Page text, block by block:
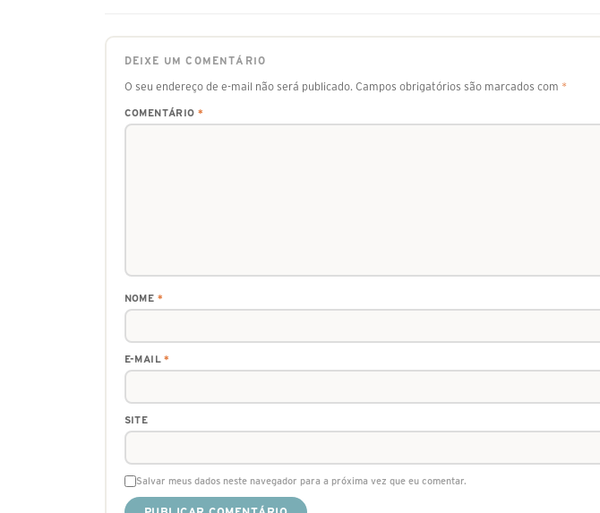
DEIXE UM COMENTÁRIO
O seu endereço de e-mail não será publicado. Campos obrigatórios são marcados com *
COMENTÁRIO *
NOME *
E-MAIL*
SITE
Salvar meus dados neste navegador para a próxima vez que eu comentar.